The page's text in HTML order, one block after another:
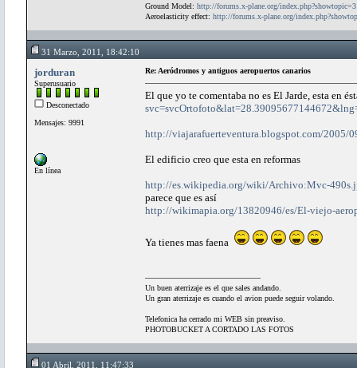
Ground Model: http://forums.x-plane.org/
Aeroelasticity effect: http://forums.x-plane.org/
31 Marzo, 2011, 18:42:10
jorduran
Superusuario
Desconectado
Mensajes: 9991
En línea
Re: Aeródromos y antiguos aeropuertos canarios
El que yo te comentaba no es El Jarde, esta en
http://viajarafuerteventura.blogspot.com/2005/
El edificio creo que esta en reformas
http://es.wikipedia.org/wiki/Archivo:Mvc-
parece que es así
http://wikimapia.org/13820946/es/El-viejo-
Ya tienes mas faena
Un buen aterrizaje es el que sales andando.
Un gran aterrizaje es cuando el avion puede seguir volando.
Telefonica ha cerrado mi WEB sin preaviso.
PHOTOBUCKET A CORTADO LAS FOTOS
01 Abril, 2011, 11:47:33